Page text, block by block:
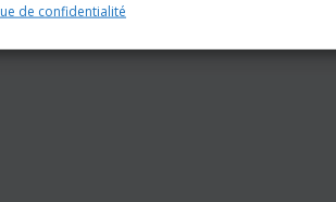
de confidentialité